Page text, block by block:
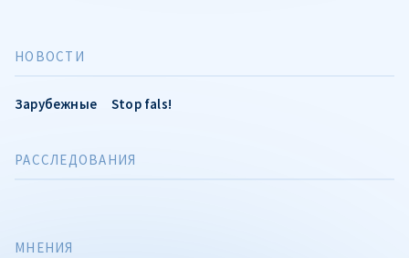
НОВОСТИ
Зарубежные Stop fals!
РАССЛЕДОВАНИЯ
МНЕНИЯ